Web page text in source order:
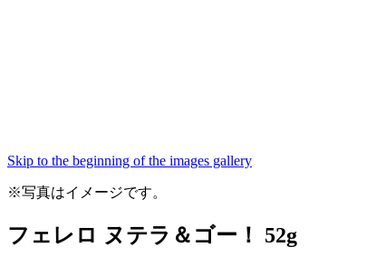
Skip to the beginning of the images gallery
※写真はイメージです。
フェレロ ヌテラ＆ゴー！ 52g